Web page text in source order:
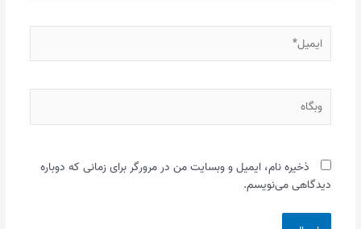
وبگاه
ذخیره نام، ایمیل و وبسایت من در مرورگر برای زمانی که دوباره
دیدگاهی می‌نویسم.